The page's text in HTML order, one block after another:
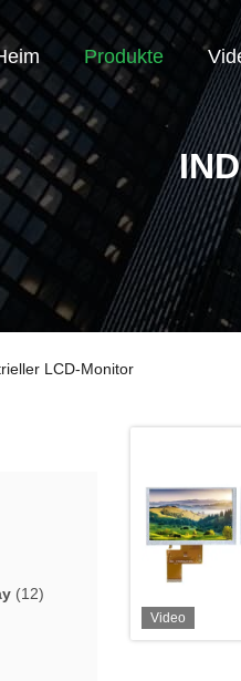
Produkte
LCD-Monitor
(12)
Video